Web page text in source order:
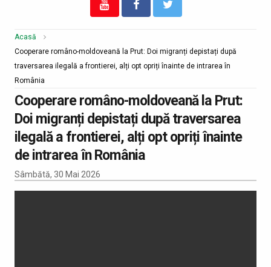
Acasă
Cooperare româno-moldoveană la Prut: Doi migranți depistați după
traversarea ilegală a frontierei, alți opt opriți înainte de intrarea în
România
Cooperare româno-moldoveană la Prut:
Doi migranți depistați după traversarea
ilegală a frontierei, alți opt opriți înainte
de intrarea în România
Sâmbătă, 30 Mai 2026